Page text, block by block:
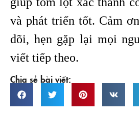
và phát triển tốt. Cảm
dõi, hẹn gặp lại mọi
viết tiếp theo.
Chia sẻ bài viết: